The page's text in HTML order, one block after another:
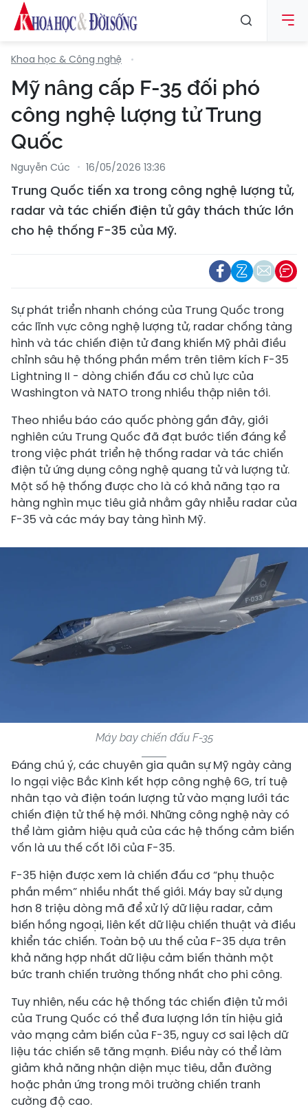
Khoa học & Công nghệ
Mỹ nâng cấp F-35 đối phó
công nghệ lượng tử Trung
Quốc
Nguyễn Cúc 16/05/2026 13:36
Trung Quốc tiến xa trong công nghệ lượng tử,
radar và tác chiến điện tử gây thách thức lớn
cho hệ thống F-35 của Mỹ.
Sự phát triển nhanh chóng của Trung Quốc trong
các lĩnh vực công nghệ lượng tử, radar chống tàng
hình và tác chiến điện tử đang khiến Mỹ phải điều
chỉnh sâu hệ thống phần mềm trên tiêm kích F-35
Lightning II - dòng chiến đấu cơ chủ lực của
Washington và NATO trong nhiều thập niên tới.
Theo nhiều báo cáo quốc phòng gần đây, giới
nghiên cứu Trung Quốc đã đạt bước tiến đáng kể
trong việc phát triển hệ thống radar và tác chiến
điện tử ứng dụng công nghệ quang tử và lượng tử.
Một số hệ thống được cho là có khả năng tạo ra
hàng nghìn mục tiêu giả nhằm gây nhiễu radar của
F-35 và các máy bay tàng hình Mỹ.
Máy bay chiến đấu F-35
Đáng chú ý, các chuyên gia quân sự Mỹ ngày càng
lo ngại việc Bắc Kinh kết hợp công nghệ 6G, trí tuệ
nhân tạo và điện toán lượng tử vào mạng lưới tác
chiến điện tử thế hệ mới. Những công nghệ này có
thể làm giảm hiệu quả của các hệ thống cảm biến
vốn là ưu thế cốt lõi của F-35.
F-35 hiện được xem là chiến đấu cơ “phụ thuộc
phần mềm” nhiều nhất thế giới. Máy bay sử dụng
hơn 8 triệu dòng mã để xử lý dữ liệu radar, cảm
biến hồng ngoại, liên kết dữ liệu chiến thuật và điều
khiển tác chiến. Toàn bộ ưu thế của F-35 dựa trên
khả năng hợp nhất dữ liệu cảm biến thành một
bức tranh chiến trường thống nhất cho phi công.
Tuy nhiên, nếu các hệ thống tác chiến điện tử mới
của Trung Quốc có thể đưa lượng lớn tín hiệu giả
vào mạng cảm biến của F-35, nguy cơ sai lệch dữ
liệu tác chiến sẽ tăng mạnh. Điều này có thể làm
giảm khả năng nhận diện mục tiêu, dẫn đường
hoặc phản ứng trong môi trường chiến tranh
cường độ cao.